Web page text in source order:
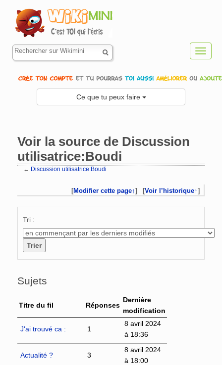
Ce que tu peux faire
Voir la source de Discussion
utilisatrice:Boudi
← Discussion utilisatrice:Boudi
[Modifier cette page↑] [Voir l’historique↑]
Tri :
Sujets
Titre du fil Réponses
Dernière
modification
J'ai trouvé ca : 1
8 avril 2024
à 18:36
Actualité ? 3
8 avril 2024
à 18:00